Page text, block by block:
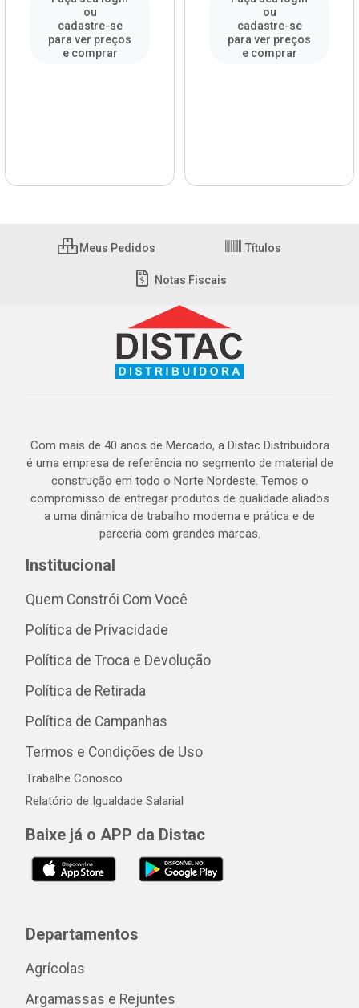
ou
cadastre-se
para ver preços
e comprar
ou
cadastre-se
para ver preços
e comprar
Meus Pedidos Títulos
Notas Fiscais
Com mais de 40 anos de Mercado, a Distac Distribuidora
é uma empresa de referência no segmento de material de
construção em todo o Norte Nordeste. Temos o
compromisso de entregar produtos de qualidade aliados
a uma dinâmica de trabalho moderna e prática e de
parceria com grandes marcas.
Institucional
Quem Constrói Com Você
Política de Privacidade
Política de Troca e Devolução
Política de Retirada
Política de Campanhas
Termos e Condições de Uso
Trabalhe Conosco
Relatório de Igualdade Salarial
Baixe já o APP da Distac
Departamentos
Agrícolas
Argamassas e Rejuntes